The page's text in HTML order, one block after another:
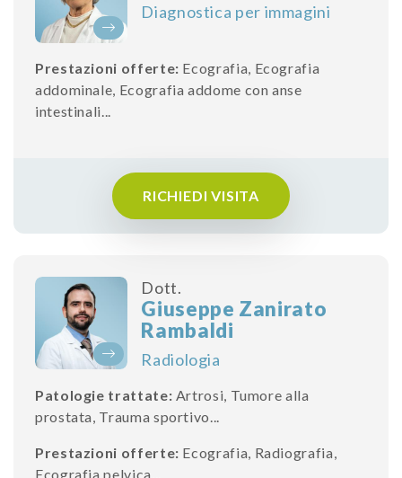
Diagnostica per immagini
Prestazioni offerte: Ecografia, Ecografia
addominale, Ecografia addome con anse
intestinali...
RICHIEDI VISITA
Dott.
Giuseppe Zanirato
Rambaldi
Radiologia
Patologie trattate: Artrosi, Tumore alla
prostata, Trauma sportivo...
Prestazioni offerte: Ecografia, Radiografia,
Ecografia pelvica...